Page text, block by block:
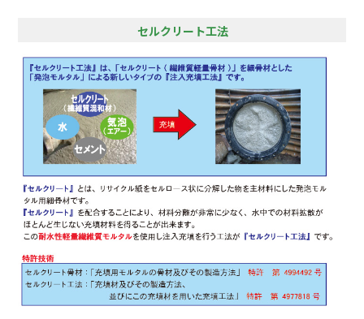
セルクリート工法